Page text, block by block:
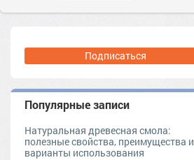
Подписаться
Популярные записи
Натуральная древесная смола:
полезные свойства, преимущества и
варианты использования